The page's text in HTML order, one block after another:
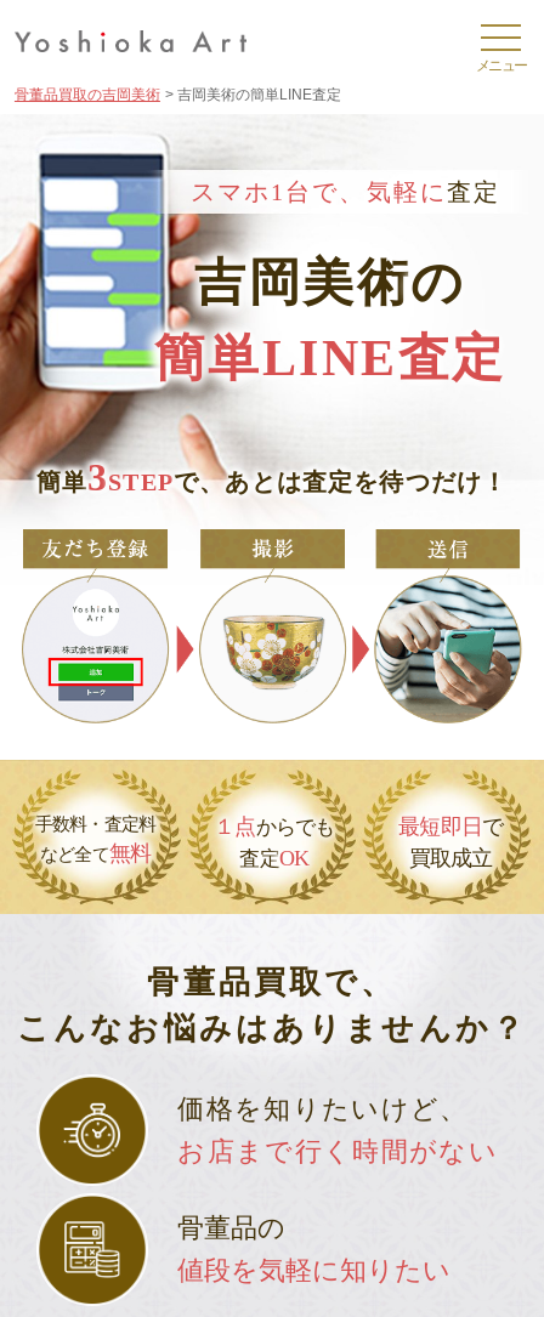
骨董品買取の吉岡美術 吉岡美術の簡単LINE査定
吉岡美術の
簡単LINE査定
簡単3STEPで、あとは査定を待つだけ！
スマホ1台で、 気軽に 査定
手数料・査定料
など全て無料
１点からでも
査定OK
最短即日で
買取成立
骨董品買取で、
こんなお悩みはありませんか？
価格を知りたいけど、
お店まで行く時間がない
骨董品の
値段を気軽に知りたい